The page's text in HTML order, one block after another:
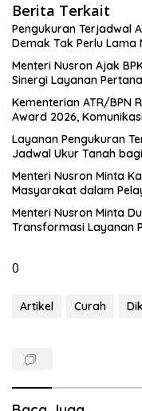
Berita Terkait
Pengukuran Terjadwal
Demak Tak Perlu Lama
Menteri Nusron Ajak
Sinergi Layanan
Kementerian ATR/BPN
Award 2026,
Layanan Pengukuran
Jadwal Ukur Tanah
Menteri Nusron Minta
Masyarakat dalam
Menteri Nusron Minta
Transformasi Layanan
0
Artikel Curah